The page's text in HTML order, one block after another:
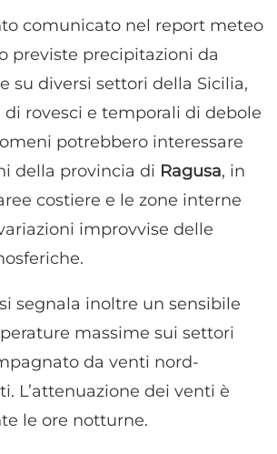
comunicato nel report meteo
previste precipitazioni da
su diversi settori della Sicilia,
rovesci e temporali di debole
potrebbero interessare
della provincia di Ragusa, in
costiere e le zone interne
improvvise delle
segnala inoltre un sensibile
massime sui settori
da venti nord-
L’attenuazione dei venti è
le ore notturne.